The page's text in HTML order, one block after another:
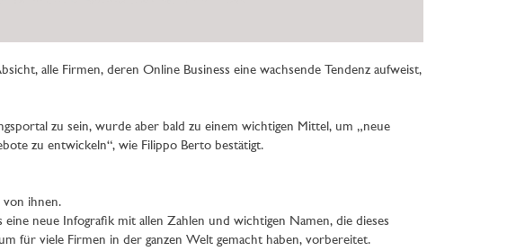
alle Firmen, deren Online Business eine wachsende Tendenz aufweist,
zu sein, wurde aber bald zu einem wichtigen Mittel, um „neue
zu entwickeln“, wie Filippo Berto bestätigt.
von ihnen.
neue Infografik mit allen Zahlen und wichtigen Namen, die dieses
für viele Firmen in der ganzen Welt gemacht haben, vorbereitet.